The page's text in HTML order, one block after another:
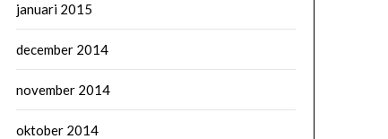
januari 2015
december 2014
november 2014
oktober 2014